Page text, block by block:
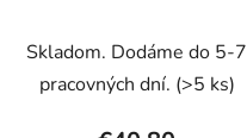
Skladom. Dodáme do 5-7
pracovných dní. (>5 ks)